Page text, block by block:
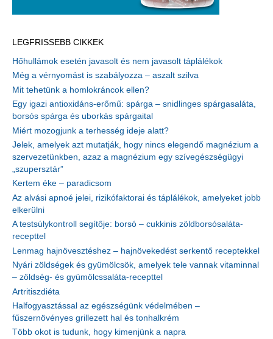
LEGFRISSEBB CIKKEK
Hőhullámok esetén javasolt és nem javasolt táplálékok
Még a vérnyomást is szabályozza – aszalt szilva
Mit tehetünk a homlokráncok ellen?
Egy igazi antioxidáns-erőmű: spárga – snidlinges spárgasaláta,
borsós spárga és uborkás spárgaital
Miért mozogjunk a terhesség ideje alatt?
Jelek, amelyek azt mutatják, hogy nincs elegendő magnézium a
szervezetünkben, azaz a magnézium egy szívegészségügyi
„szupersztár”
Kertem éke – paradicsom
Az alvási apnoé jelei, rizikófaktorai és táplálékok, amelyeket jobb
elkerülni
A testsúlykontroll segítője: borsó – cukkinis zöldborsósaláta-
recepttel
Lenmag hajnövesztéshez – hajnövekedést serkentő receptekkel
Nyári zöldségek és gyümölcsök, amelyek tele vannak vitaminnal
– zöldség- és gyümölcssaláta-recepttel
Artritiszdiéta
Halfogyasztással az egészségünk védelmében –
fűszernövényes grillezett hal és tonhalkrém
Több okot is tudunk, hogy kimenjünk a napra